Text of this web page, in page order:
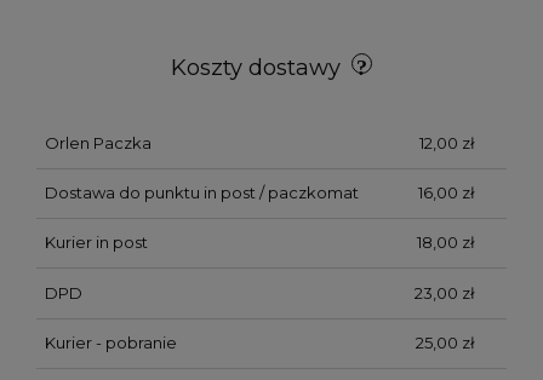
Koszty dostawy
Orlen Paczka 12,00 zł
Dostawa do punktu in post / paczkomat 16,00 zł
Kurier in post 18,00 zł
DPD 23,00 zł
Kurier - pobranie 25,00 zł